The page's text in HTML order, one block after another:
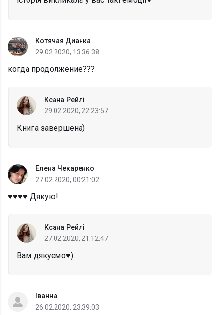
Котячая Дианка
29.02.2020, 13:36:38
когда продолжение???
Ксана Рейлі
29.02.2020, 22:23:57
Книга завершена)
Елена Чекаренко
27.02.2020, 00:21:02
♥️♥️♥️♥️ Дякую!
Ксана Рейлі
27.02.2020, 21:12:47
Вам дякуємо♥️)
Іванна
26.02.2020, 23:39:03